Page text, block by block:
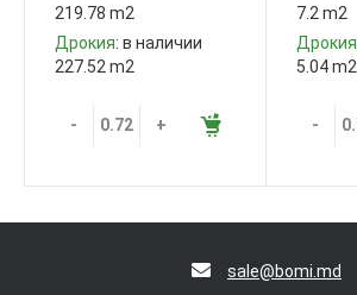
219.78 m2
Дрокия: в наличии
227.52 m2
- +
7.2 m2
Дрокия
5.04 m2
-
sale@bomi.md